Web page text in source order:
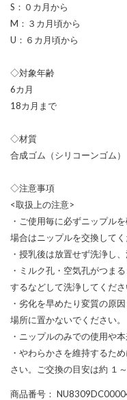
S：０カ月から
M：３カ月頃から
U：６カ月頃から
◇対象年齢
6カ月
18カ月まで
◇材質
合成ゴム（シリコーンゴム）
◇注意事項
<取扱上の注意>
・ご使用毎に必ずニップル
場合はニップルを交換してく
・授乳後は放置せず洗浄し
・ミルク孔・空気孔がつま
するなどして洗浄してくださ
・劣化を早めたり変質の原
場所に置かないでください。
・ニップルのみでの使用や
・やわらかさを維持するた
さい。ご交換の目安は約 １
商品番号 ：